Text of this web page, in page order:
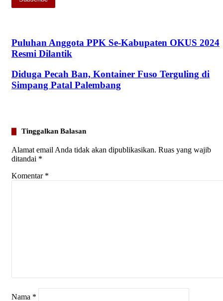
address
Puluhan Anggota PPK Se-Kabupaten OKUS 2024
Resmi Dilantik
Diduga Pecah Ban, Kontainer Fuso Terguling di
Simpang Patal Palembang
Tinggalkan Balasan
Alamat email Anda tidak akan dipublikasikan. Ruas yang wajib
ditandai *
Komentar *
Nama *